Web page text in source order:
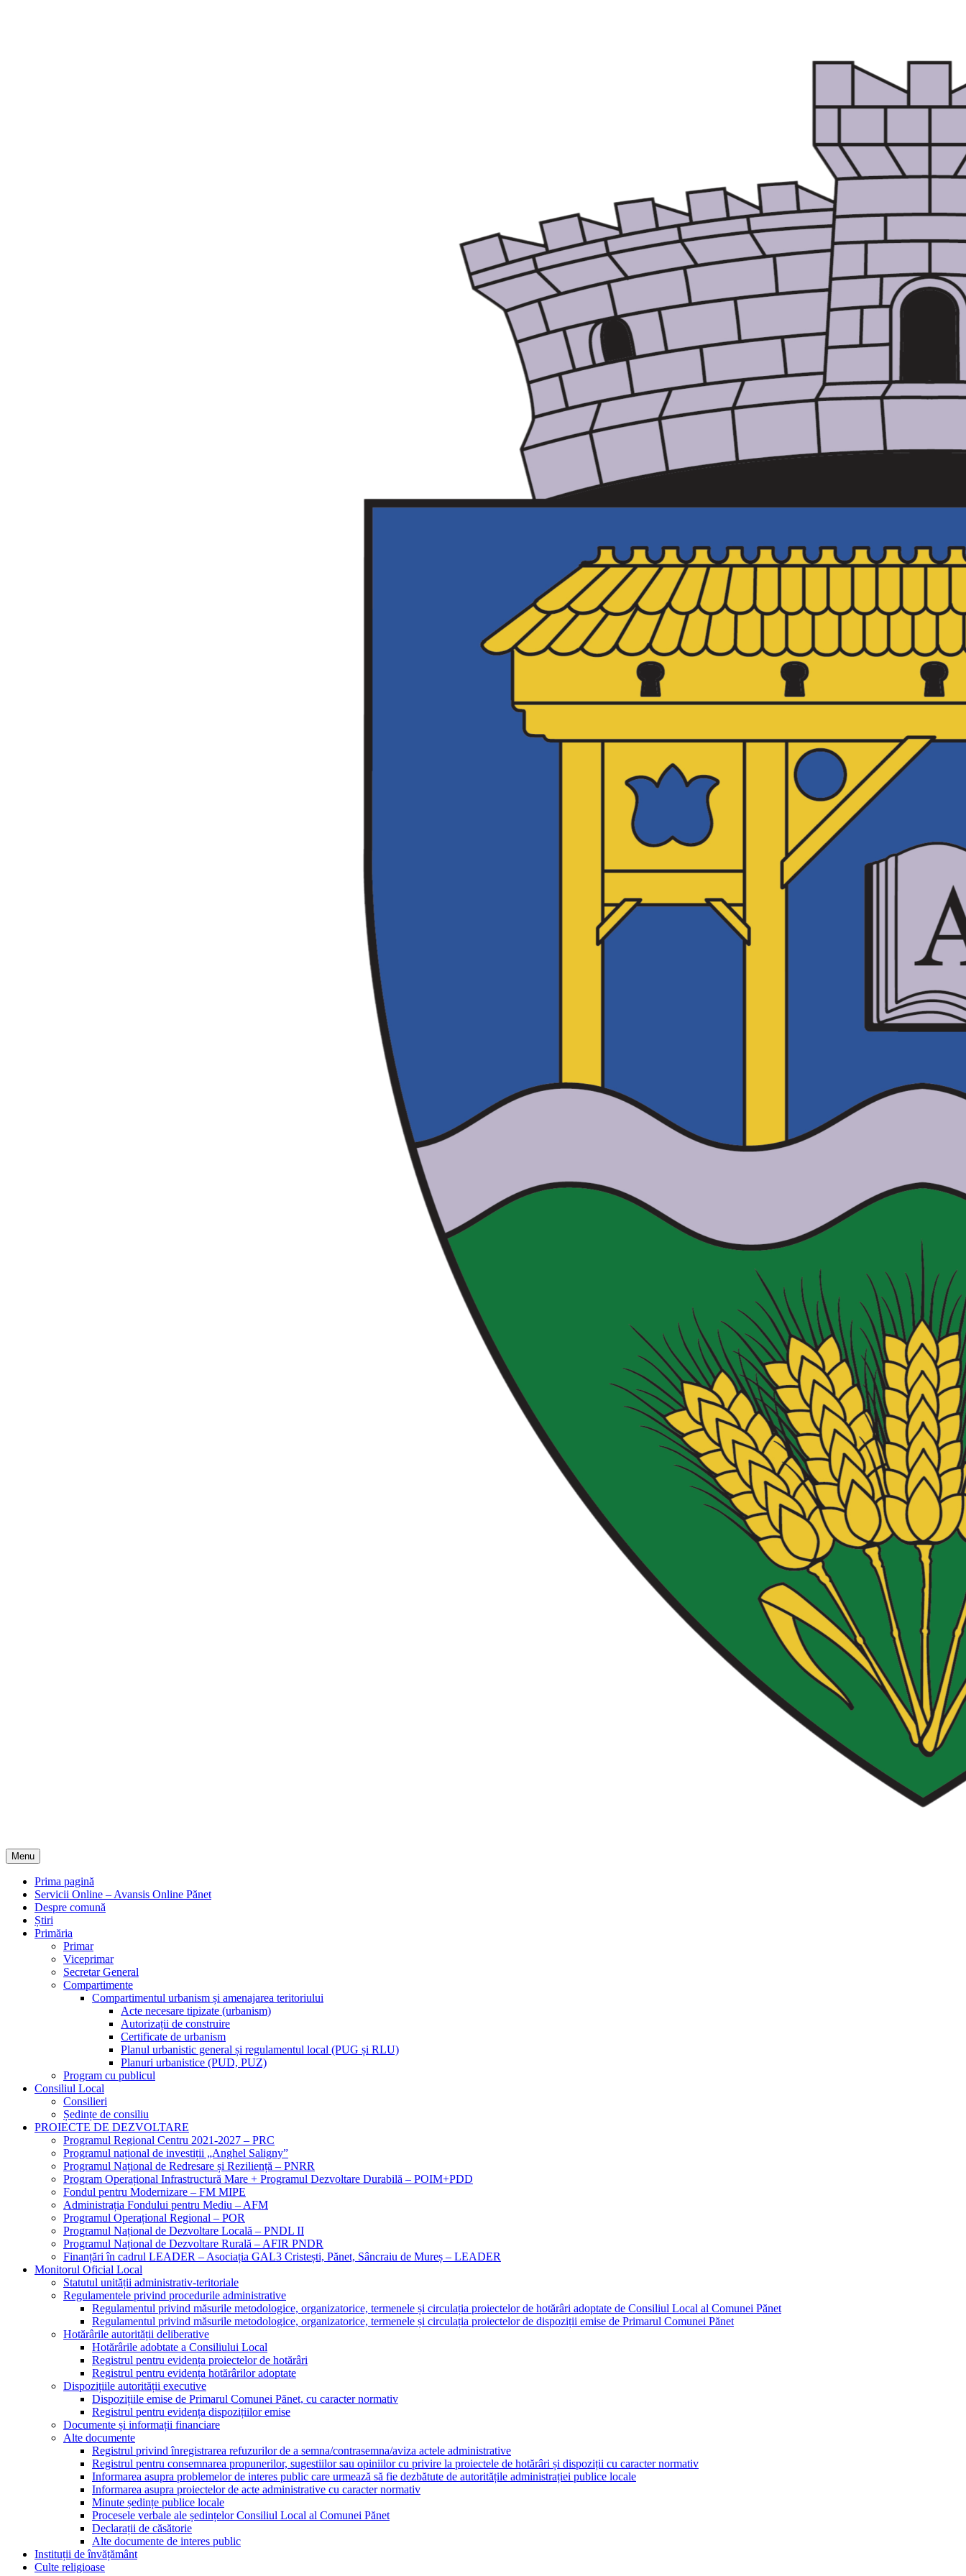
Menu
Prima pagină
Servicii Online – Avansis Online Pănet
Despre comună
Știri
Primăria
Primar
Viceprimar
Secretar General
Compartimente
Compartimentul urbanism și amenajarea teritoriului
Acte necesare tipizate (urbanism)
Autorizații de construire
Certificate de urbanism
Planul urbanistic general și regulamentul local (PUG și RLU)
Planuri urbanistice (PUD, PUZ)
Program cu publicul
Consiliul Local
Consilieri
Ședințe de consiliu
PROIECTE DE DEZVOLTARE
Programul Regional Centru 2021-2027 – PRC
Programul național de investiții „Anghel Saligny”
Programul Național de Redresare și Reziliență – PNRR
Program Operațional Infrastructură Mare + Programul Dezvoltare Durabilă – POIM+PDD
Fondul pentru Modernizare – FM MIPE
Administrația Fondului pentru Mediu – AFM
Programul Operațional Regional – POR
Programul Național de Dezvoltare Locală – PNDL II
Programul Național de Dezvoltare Rurală – AFIR PNDR
Finanțări în cadrul LEADER – Asociația GAL3 Cristești, Pănet, Sâncraiu de Mureș – LEADER
Monitorul Oficial Local
Statutul unității administrativ-teritoriale
Regulamentele privind procedurile administrative
Regulamentul privind măsurile metodologice, organizatorice, termenele și circulația proiectelor de hotărâri adoptate de Consiliul Local al Comunei Pănet
Regulamentul privind măsurile metodologice, organizatorice, termenele și circulația proiectelor de dispoziții emise de Primarul Comunei Pănet
Hotărârile autorității deliberative
Hotărârile adobtate a Consiliului Local
Registrul pentru evidența proiectelor de hotărâri
Registrul pentru evidența hotărârilor adoptate
Dispozițiile autorității executive
Dispozițiile emise de Primarul Comunei Pănet, cu caracter normativ
Registrul pentru evidența dispozițiilor emise
Documente și informații financiare
Alte documente
Registrul privind înregistrarea refuzurilor de a semna/contrasemna/aviza actele administrative
Registrul pentru consemnarea propunerilor, sugestiilor sau opiniilor cu privire la proiectele de hotărâri și dispoziții cu caracter normativ
Informarea asupra problemelor de interes public care urmează să fie dezbătute de autoritățile administrației publice locale
Informarea asupra proiectelor de acte administrative cu caracter normativ
Minute ședințe publice locale
Procesele verbale ale ședințelor Consiliul Local al Comunei Pănet
Declarații de căsătorie
Alte documente de interes public
Instituții de învățământ
Culte religioase